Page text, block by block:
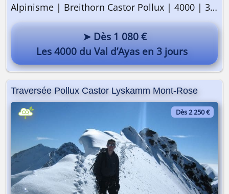
Alpinisme | Breithorn Castor Pollux | 4000 | 3 jours
➤ Dès 1 080 €
Les 4000 du Val d’Ayas en 3 jours
Traversée Pollux Castor Lyskamm Mont-Rose
Dès 2 250 €